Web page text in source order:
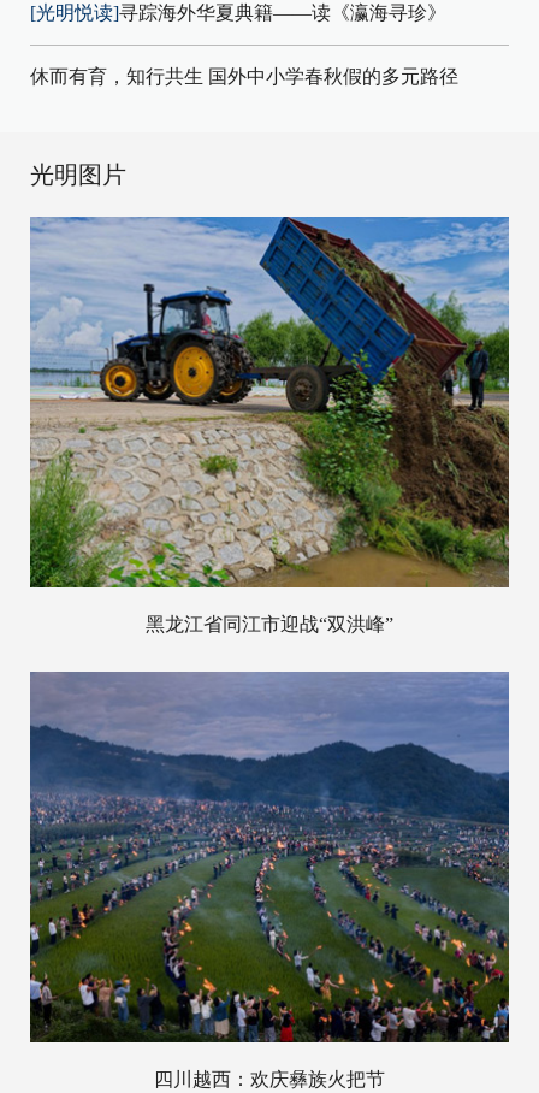
[光明悦读]寻踪海外华夏典籍——读《瀛海寻珍》
休而有育，知行共生 国外中小学春秋假的多元路径
光明图片
黑龙江省同江市迎战“双洪峰”
四川越西：欢庆彝族火把节